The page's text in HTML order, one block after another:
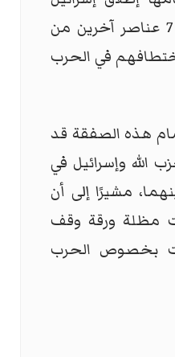
سراح إلى جانب أمهز، 7 عناصر آخرين من
اختطافهم في الحرب
هذه الصفقة قد
الله وإسرائيل في
مشيرًا إلى أن
مظلة ورقة وقف
بخصوص الحرب